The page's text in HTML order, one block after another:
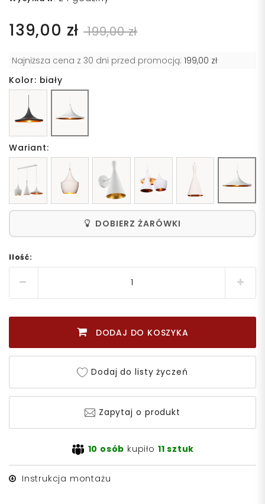
139,00 zł 199,00 zł
Najniższa cena z 30 dni przed promocją: 199,00 zł
Kolor: biały
Wariant:
DOBIERZ ŻARÓWKI
Ilość:
DODAJ DO KOSZYKA
Dodaj do listy życzeń
Zapytaj o produkt
10 osób kupiło 11 sztuk
Instrukcja montażu